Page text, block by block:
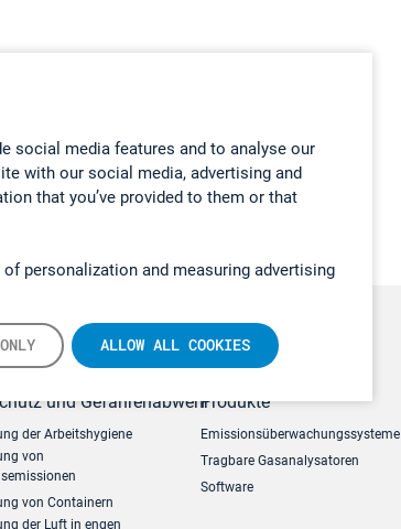
social media features and to analyse our
with our social media, advertising and
that you’ve provided to them or that
personalization and measuring advertising
ALLOW ALL COOKIES
und Gefahrenabwehr
der Arbeitshygiene
von
von Containern
der Luft in engen
Produkte
Emissionsüberwachungssysteme
Tragbare Gasanalysatoren
Software